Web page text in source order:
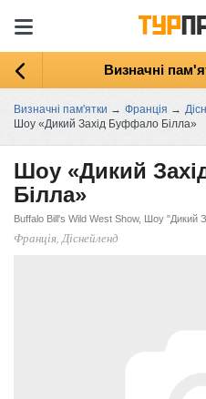
Визначні
Визначні пам'ятки → Франція →
Шоу «Дикий Захід Буффало Білла»
Шоу «Дикий
Білла»
Buffalo Bill's Wild West Show, Шоу "Дикий
Франція, Діснейленд